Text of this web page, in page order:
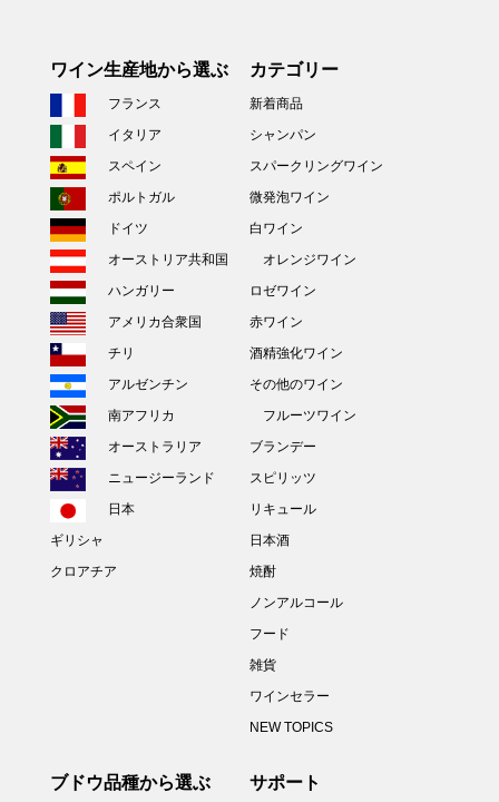
ワイン生産地から選ぶ
フランス
イタリア
スペイン
ポルトガル
ドイツ
オーストリア共和国
ハンガリー
アメリカ合衆国
チリ
アルゼンチン
南アフリカ
オーストラリア
ニュージーランド
日本
ギリシャ
クロアチア
カテゴリー
新着商品
シャンパン
スパークリングワイン
微発泡ワイン
白ワイン
オレンジワイン
ロゼワイン
赤ワイン
酒精強化ワイン
その他のワイン
フルーツワイン
ブランデー
スピリッツ
リキュール
日本酒
焼酎
ノンアルコール
フード
雑貨
ワインセラー
NEW TOPICS
ブドウ品種から選ぶ サポート